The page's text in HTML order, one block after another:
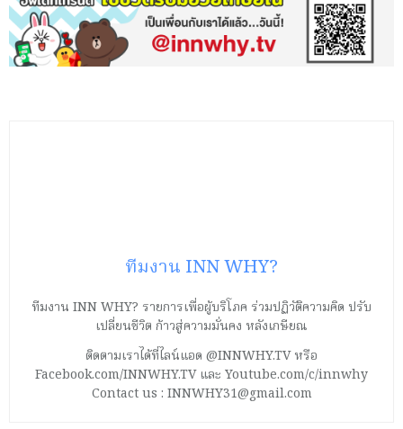
ทีมงาน INN WHY?
ทีมงาน INN WHY? รายการเพื่อผู้บริโภค ร่วมปฏิวัติความคิด ปรับ
เปลี่ยนชีวิต ก้าวสู่ความมั่นคง หลังเกษียณ
ติดตามเราได้ที่ไลน์แอด @INNWHY.TV หรือ
Facebook.com/INNWHY.TV และ Youtube.com/c/innwhy
Contact us : INNWHY31@gmail.com